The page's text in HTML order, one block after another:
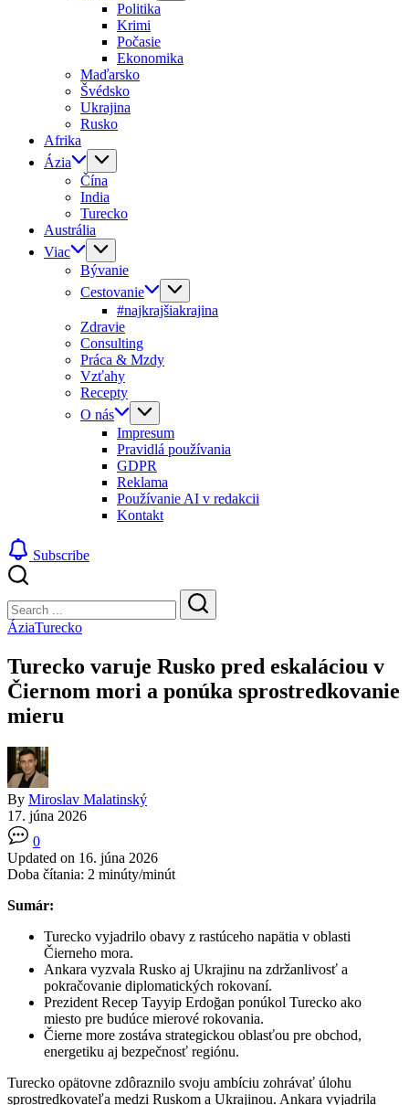
Politika
Krimi
Počasie
Ekonomika
Maďarsko
Švédsko
Ukrajina
Rusko
Afrika
Ázia
Čína
India
Turecko
Austrália
Viac
Bývanie
Cestovanie
#najkrajšiakrajina
Zdravie
Consulting
Práca & Mzdy
Vzťahy
Recepty
O nás
Impresum
Pravidlá používania
GDPR
Reklama
Používanie AI v redakcii
Kontakt
Subscribe
Search
Search
ÁziaTurecko
Turecko varuje Rusko pred eskaláciou v
Čiernom mori a ponúka sprostredkovanie
mieru
By Miroslav Malatinský
17. júna 2026
0
Updated on 16. júna 2026
Doba čítania: 2 minúty/minút
Sumár:
Turecko vyjadrilo obavy z rastúceho napätia v oblasti
Čierneho mora.
Ankara vyzvala Rusko aj Ukrajinu na zdržanlivosť a
pokračovanie diplomatických rokovaní.
Prezident Recep Tayyip Erdoğan ponúkol Turecko ako
miesto pre budúce mierové rokovania.
Čierne more zostáva strategickou oblasťou pre obchod,
energetiku aj bezpečnosť regiónu.
Turecko opätovne zdôraznilo svoju ambíciu zohrávať úlohu
sprostredkovateľa medzi Ruskom a Ukrajinou. Ankara vyjadrila